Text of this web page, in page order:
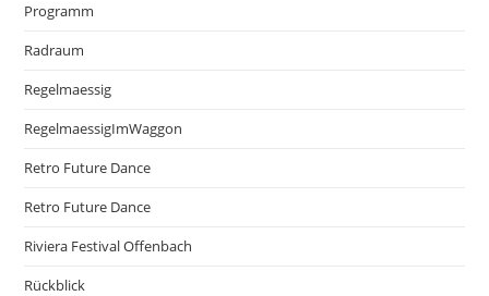
Programm
Radraum
Regelmaessig
RegelmaessigImWaggon
Retro Future Dance
Retro Future Dance
Riviera Festival Offenbach
Rückblick